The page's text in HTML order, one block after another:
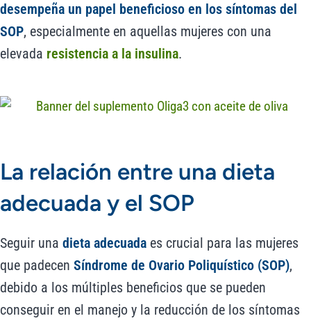
desempeña un papel beneficioso en los síntomas del
SOP, especialmente en aquellas mujeres con una
elevada resistencia a la insulina.
La relación entre una dieta
adecuada y el SOP
Seguir una dieta adecuada es crucial para las mujeres
que padecen Síndrome de Ovario Poliquístico (SOP),
debido a los múltiples beneficios que se pueden
conseguir en el manejo y la reducción de los síntomas